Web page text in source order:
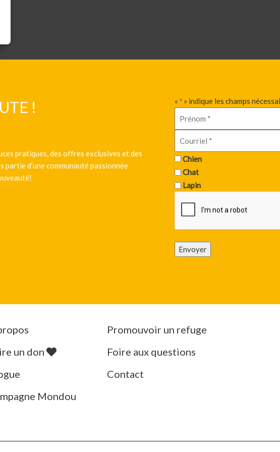
!
pratiques, des offres exclusives et des
d’une communauté passionnée
« * » indique les champs
Chien
Chat
Lapin
Envoyer
un don
Mondou
Promouvoir un refuge
Foire aux questions
Contact